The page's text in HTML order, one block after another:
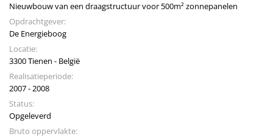
Nieuwbouw van een draagstructuur voor 500m² zonnepanelen
Opdrachtgever:
De Energieboog
Locatie:
3300 Tienen - België
Realisatieperiode:
2007 - 2008
Status:
Opgeleverd
Bruto oppervlakte: